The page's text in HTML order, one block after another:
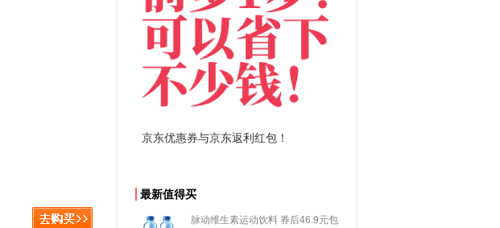
京东优惠券与京东返利红包！
最新值得买
脉动维生素运动饮料 券后46.9元包